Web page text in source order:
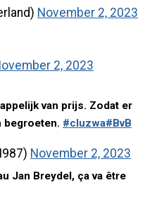
November 2, 2023
2, 2023
van prijs. Zodat er
begroeten. #cluzwa#BvB
November 2, 2023
Jan Breydel, ça va être